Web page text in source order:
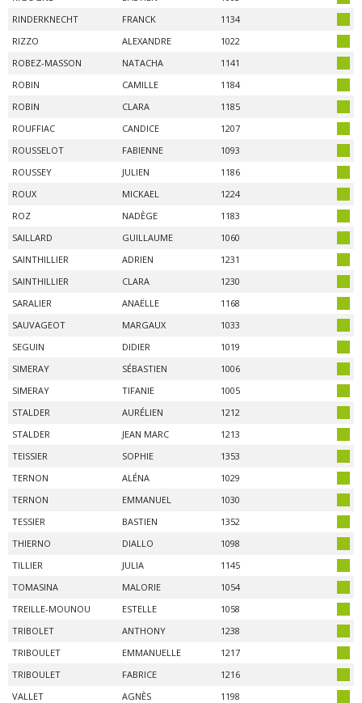
RINDERKNECHT
FRANCK
1134
RIZZO
ALEXANDRE
1022
ROBEZ-MASSON
NATACHA
1141
ROBIN
CAMILLE
1184
ROBIN
CLARA
1185
ROUFFIAC
CANDICE
1207
ROUSSELOT
FABIENNE
1093
ROUSSEY
JULIEN
1186
ROUX
MICKAEL
1224
ROZ
NADÈGE
1183
SAILLARD
GUILLAUME
1060
SAINTHILLIER
ADRIEN
1231
SAINTHILLIER
CLARA
1230
SARALIER
ANAËLLE
1168
SAUVAGEOT
MARGAUX
1033
SEGUIN
DIDIER
1019
SIMERAY
SÉBASTIEN
1006
SIMERAY
TIFANIE
1005
STALDER
AURÉLIEN
1212
STALDER
JEAN MARC
1213
TEISSIER
SOPHIE
1353
TERNON
ALÉNA
1029
TERNON
EMMANUEL
1030
TESSIER
BASTIEN
1352
THIERNO
DIALLO
1098
TILLIER
JULIA
1145
TOMASINA
MALORIE
1054
TREILLE-MOUNOU
ESTELLE
1058
TRIBOLET
ANTHONY
1238
TRIBOULET
EMMANUELLE
1217
TRIBOULET
FABRICE
1216
VALLET
AGNÈS
1198